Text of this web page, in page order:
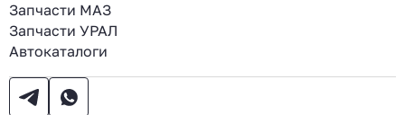
Запчасти МАЗ
Запчасти УРАЛ
Автокаталоги